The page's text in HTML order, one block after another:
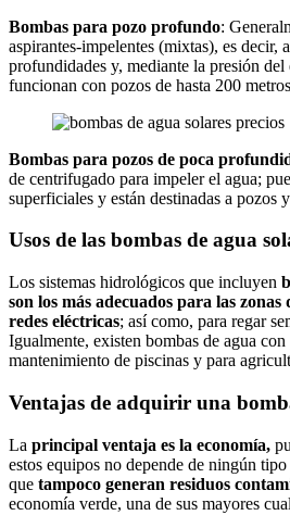
Bombas para pozo profundo:
aspirantes-impelentes (mixtas), es decir,
profundidades y, mediante la presión
funcionan con pozos de hasta 200
Bombas para pozos de poca
de centrifugado para impeler el agua;
superficiales y están destinadas a pozos
Usos de las bombas de agua
Los sistemas hidrológicos que incluyen
son los más adecuados para las zonas
redes eléctricas; así como, para regar
Igualmente, existen bombas de agua con
mantenimiento de piscinas y para
Ventajas de adquirir una
La principal ventaja es la economía,
estos equipos no depende de ningún
que tampoco generan residuos
economía verde, una de sus mayores